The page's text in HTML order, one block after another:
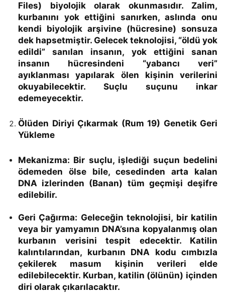
Files) biyolojik olarak okunmasıdır. Zalim,
kurbanını yok ettiğini sanırken, aslında onu
kendi biyolojik arşivine (hücresine) sonsuza
dek hapsetmiştir. Gelecek teknolojisi, “öldü yok
edildi” sanılan insanın, yok ettiğini sanan
insanın hücresindeni “yabancı veri”
ayıklanması yapılarak ölen kişinin verilerini
okuyabilecektir. Suçlu suçunu inkar
edemeyecektir.
Ölüden Diriyi Çıkarmak (Rum 19) Genetik Geri
Yükleme
Mekanizma: Bir suçlu, işlediği suçun bedelini
ödemeden ölse bile, cesedinden arta kalan
DNA izlerinden (Banan) tüm geçmişi deşifre
edilebilir.
Geri Çağırma: Geleceğin teknolojisi, bir katilin
veya bir yamyamın DNA’sına kopyalanmış olan
kurbanın verisini tespit edecektir. Katilin
kalıntılarından, kurbanın DNA kodu cımbızla
çekilerek masum kişinin verileri elde
edilebilecektir. Kurban, katilin (ölünün) içinden
diri olarak çıkarılacaktır.